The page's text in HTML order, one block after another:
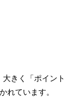
きく「ポイント
れています。